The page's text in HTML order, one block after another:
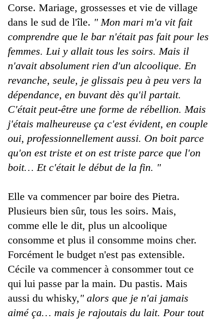
Corse. Mariage, grossesses et vie de village
dans le sud de l'île. " Mon mari m'a vit fait
comprendre que le bar n'était pas fait pour les
femmes. Lui y allait tous les soirs. Mais il
n'avait absolument rien d'un alcoolique. En
revanche, seule, je glissais peu à peu vers la
dépendance, en buvant dès qu'il partait.
C'était peut-être une forme de rébellion. Mais
j'étais malheureuse ça c'est évident, en couple
oui, professionnellement aussi. On boit parce
qu'on est triste et on est triste parce que l'on
boit… Et c'était le début de la fin. "
Elle va commencer par boire des Pietra.
Plusieurs bien sûr, tous les soirs. Mais,
comme elle le dit, plus un alcoolique
consomme et plus il consomme moins cher.
Forcément le budget n'est pas extensible.
Cécile va commencer à consommer tout ce
qui lui passe par la main. Du pastis. Mais
aussi du whisky," alors que je n'ai jamais
aimé ça… mais je rajoutais du lait. Pour tout